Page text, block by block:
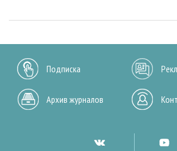
Подписка
Архив журналов